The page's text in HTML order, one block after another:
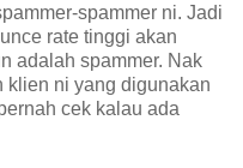
spammer ni. Jadi
rate tinggi akan
adalah spammer. Nak
klien ni yang digunakan
cek kalau ada